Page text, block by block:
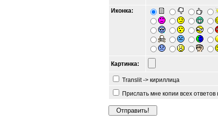
Иконка:
Картинка:
Translit -> кириллица
Прислать мне копии всех